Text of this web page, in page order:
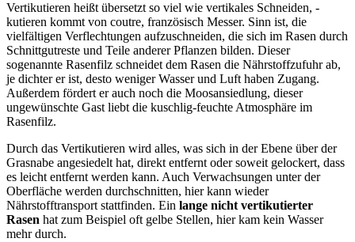
Vertikutieren heißt übersetzt so viel wie vertikales Schneiden, -
kutieren kommt von coutre, französisch Messer. Sinn ist, die
vielfältigen Verflechtungen aufzuschneiden, die sich im Rasen durch
Schnittgutreste und Teile anderer Pflanzen bilden. Dieser
sogenannte Rasenfilz schneidet dem Rasen die Nährstoffzufuhr ab,
je dichter er ist, desto weniger Wasser und Luft haben Zugang.
Außerdem fördert er auch noch die Moosansiedlung, dieser
ungewünschte Gast liebt die kuschlig-feuchte Atmosphäre im
Rasenfilz.
Durch das Vertikutieren wird alles, was sich in der Ebene über der
Grasnabe angesiedelt hat, direkt entfernt oder soweit gelockert, dass
es leicht entfernt werden kann. Auch Verwachsungen unter der
Oberfläche werden durchschnitten, hier kann wieder
Nährstofftransport stattfinden. Ein lange nicht vertikutierter
Rasen hat zum Beispiel oft gelbe Stellen, hier kam kein Wasser
mehr durch.